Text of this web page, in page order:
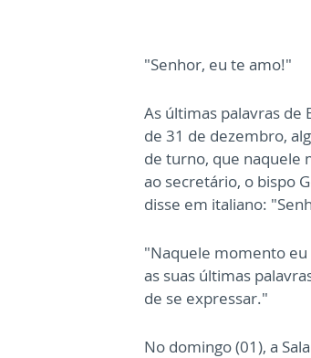
"Senhor, eu te amo!"
As últimas palavras de
de 31 de dezembro,
de turno, que naquele
ao secretário, o bispo
disse em italiano:
"Naquele momento
as suas últimas
de se expressar."
No domingo (01), a